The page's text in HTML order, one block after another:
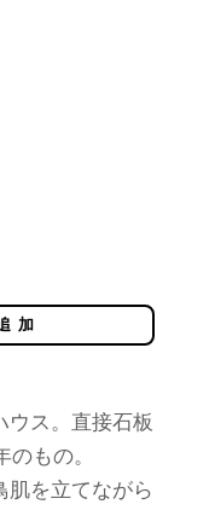
加
ウス。直接石板
もの。
肌を立てながら